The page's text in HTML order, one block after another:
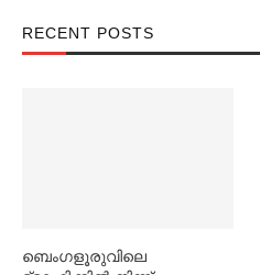
RECENT POSTS
ബെംഗളൂരുവിലെ